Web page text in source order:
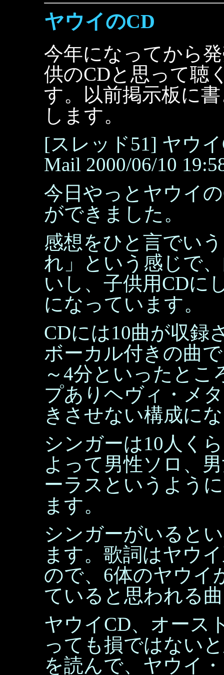
ヤウイのCD
今年になってから
供のCDと思って聴
す。以前掲示板に
します。
[スレッド51] ヤウ
Mail 2000/06/10
今日やっとヤウイ
ができました。
感想をひと言でい
れ」という感じで
いし、子供用CDに
になっています。
CDには10曲が収録
ボーカル付きの曲
～4分といったとこ
プありヘヴィ・メ
きさせない構成に
シンガーは10人く
よって男性ソロ、
ーラスというよう
ます。
シンガーがいると
ます。歌詞はヤウ
ので、6体のヤウイ
ていると思われる
ヤウイCD、オース
っても損ではない
を読んで、ヤウイ